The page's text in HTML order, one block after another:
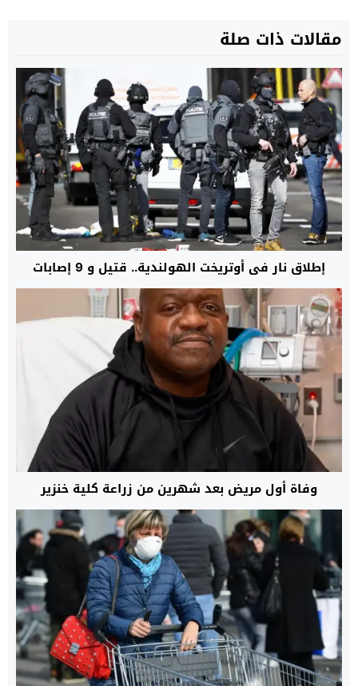
مقالات ذات صلة
إطلاق نار في أوتريخت الهولندية.. قتيل و 9 إصابات
وفاة أول مريض بعد شهرين من زراعة كلية خنزير